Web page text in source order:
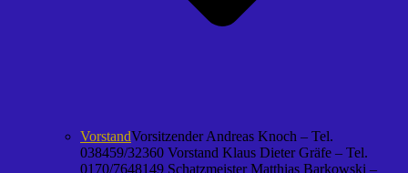
VorstandVorsitzender Andreas Knoch – Tel.
038459/32360 Vorstand Klaus Dieter Gräfe – Tel.
0170/7648149 Schatzmeister Matthias Barkowski –